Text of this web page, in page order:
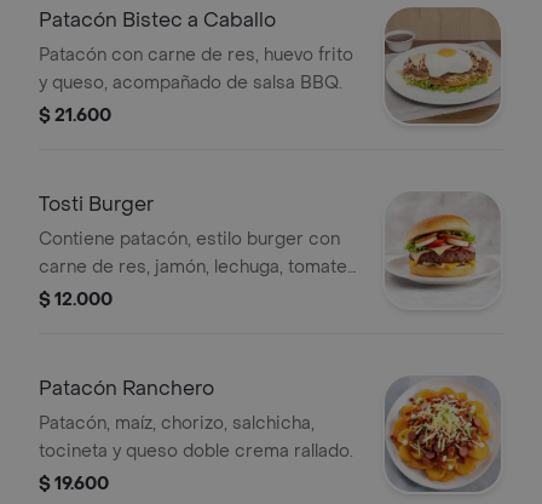
Patacón Bistec a Caballo
Patacón con carne de res, huevo frito
y queso, acompañado de salsa BBQ.
$ 21.600
Tosti Burger
Contiene patacón, estilo burger con
carne de res, jamón, lechuga, tomate,
cebolla grillé y queso mozzarella.
$ 12.000
Patacón Ranchero
Patacón, maíz, chorizo, salchicha,
tocineta y queso doble crema rallado.
$ 19.600